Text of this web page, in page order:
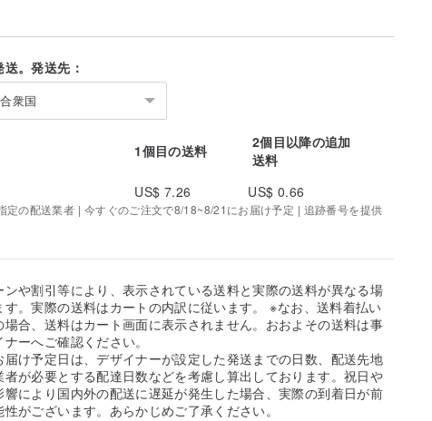
。発送先：
衆国
1個目の送料
2個目以降の追加
送料
US$ 7.26 US$ 0.66
定の配送業者 | 今すぐのご注文で8/18~8/21にお届け予定 | 追跡番号を提供
ンや割引等により、表示されている送料と実際の送料が異なる場
す。実際の送料はカートの内訳に従います。 ※なお、送料着払い
場合、送料はカート画面に表示されません。おおよその送料は事
ーへご確認ください。
届け予定日は、デザイナーが設定した発送までの日数、配送先地
者が必要とする配達日数などを考慮し算出しております。祝日や
響により国内外の配送に遅延が発生した場合、実際の到着日が前
がございます。あらかじめご了承ください。